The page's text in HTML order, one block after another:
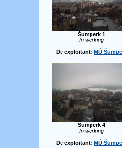
Šumperk 1
In werking
De exploitant: MÚ
Šumperk 4
In werking
De exploitant: MÚ